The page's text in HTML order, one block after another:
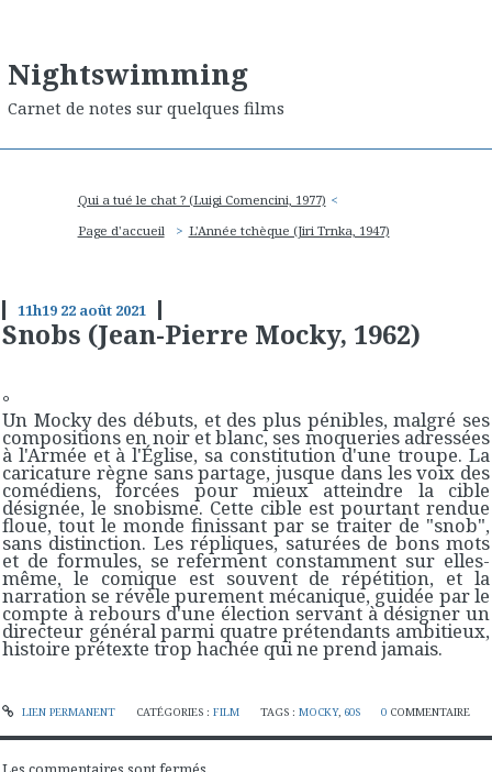
Nightswimming
Carnet de notes sur quelques films
Qui a tué le chat ? (Luigi Comencini, 1977)
Page d'accueil
L'Année tchèque (Jiri Trnka, 1947)
11h19 22 août 2021
Snobs (Jean-Pierre Mocky, 1962)
°
Un Mocky des débuts, et des plus pénibles, malgré ses
compositions en noir et blanc, ses moqueries adressées
à l'Armée et à l'Église, sa constitution d'une troupe. La
caricature règne sans partage, jusque dans les voix des
comédiens, forcées pour mieux atteindre la cible
désignée, le snobisme. Cette cible est pourtant rendue
floue, tout le monde finissant par se traiter de "snob",
sans distinction. Les répliques, saturées de bons mots
et de formules, se referment constamment sur elles-
même, le comique est souvent de répétition, et la
narration se révèle purement mécanique, guidée par le
compte à rebours d'une élection servant à désigner un
directeur général parmi quatre prétendants ambitieux,
histoire prétexte trop hachée qui ne prend jamais.
LIEN PERMANENT CATÉGORIES : FILM TAGS :MOCKY, 60S 0 COMMENTAIRE